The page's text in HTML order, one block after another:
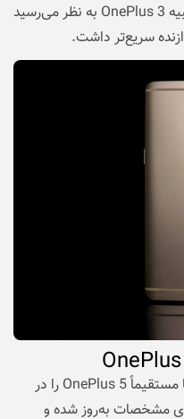
3T را منتشر کند. این گوشی تقریباً شبیه OnePlus 3 به نظر می‌رسید
سریع‌تر داشت.
وان پلاس از شماره 4 صرف نظر کرد تا مستقیماً OnePlus 5 را در
دارای مشخصات به‌روز شده و